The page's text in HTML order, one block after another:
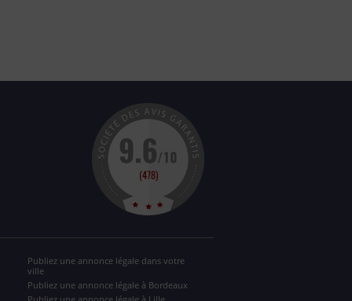
Publiez une annonce légale dans votre
ville
Publiez une annonce légale à Bordeaux